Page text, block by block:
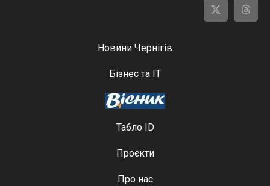
Новини Чернігів
Бізнес та ІТ
Табло ID
Проєкти
Про нас